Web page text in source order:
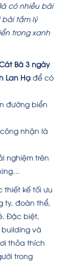
có nhiều bãi
bãi tắm lý
trong xanh
Bà 3 ngày
Lan Hạ để có
đường biển
nhận là
nghiệm trên
thiết kế tối ưu
ty, đoàn thể,
Đặc biệt,
và
thỏa thích
trong